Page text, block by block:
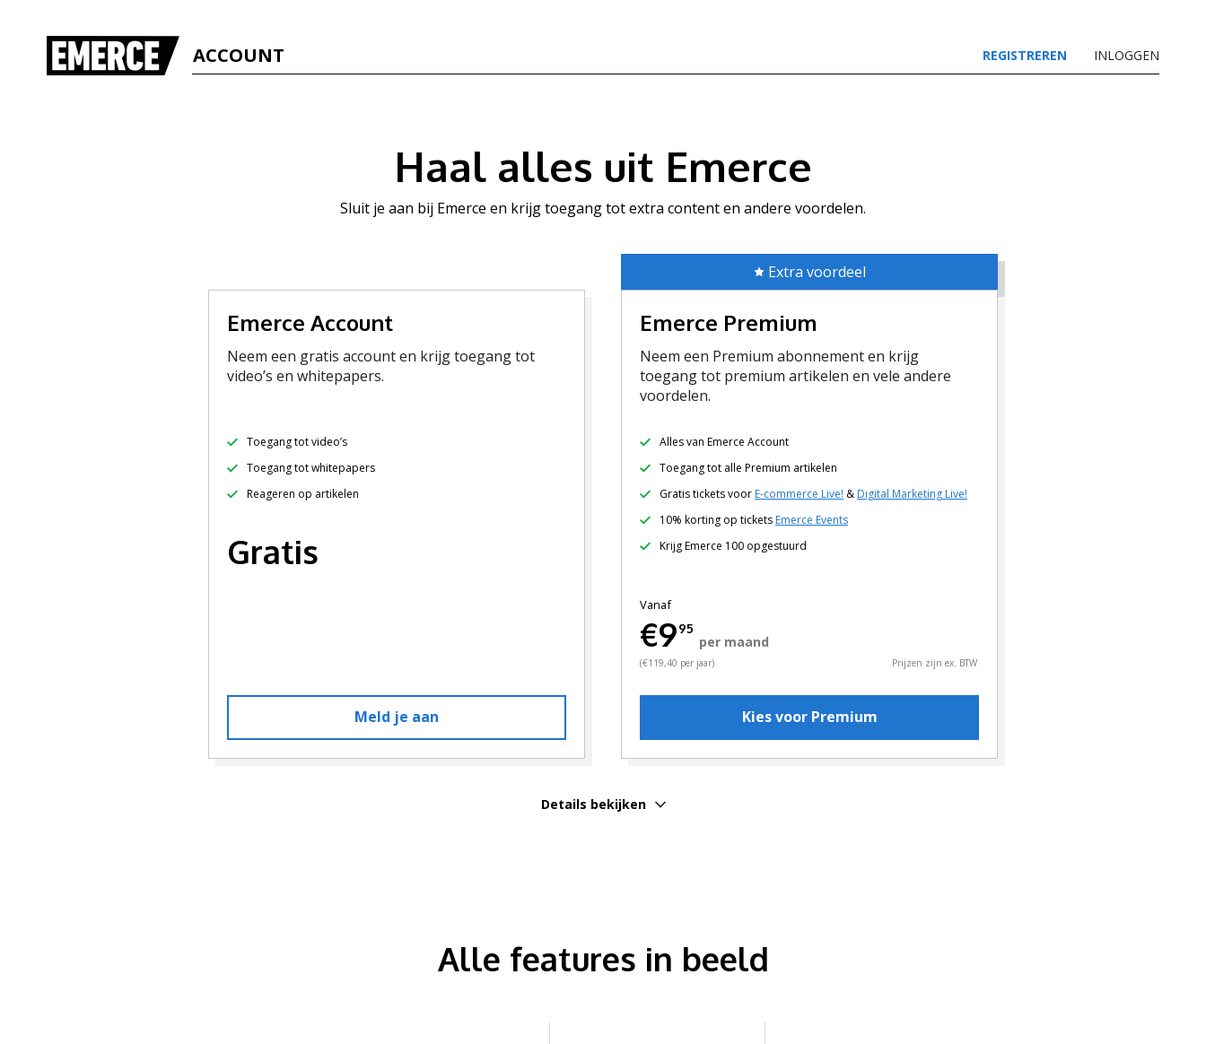
ACCOUNT REGISTREREN INLOGGEN
Haal alles uit Emerce
Sluit je aan bij Emerce en krijg toegang tot extra content en andere voordelen.
Emerce Account
Neem een gratis account en krijg toegang tot
video’s en whitepapers.
Toegang tot video’s
Toegang tot whitepapers
Reageren op artikelen
Gratis
Meld je aan
Extra voordeel
Emerce Premium
Neem een Premium abonnement en krijg
toegang tot premium artikelen en vele andere
voordelen.
Alles van Emerce Account
Toegang tot alle Premium artikelen
Gratis tickets voor E-commerce Live! & Digital Marketing Live!
10% korting op tickets Emerce Events
Krijg Emerce 100 opgestuurd
Vanaf
€995
per maand
(€119,40 per jaar) Prijzen zijn ex. BTW
Kies voor Premium
Details bekijken
Alle features in beeld